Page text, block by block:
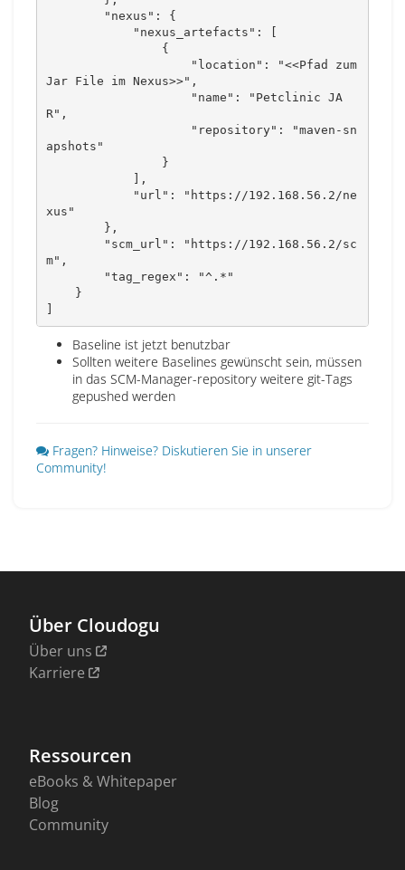
Jar File im Nexus>>",
R",
apshots"
xus"
m",
]
Baseline ist jetzt benutzbar
Sollten weitere Baselines gewünscht sein, müssen
in das SCM-Manager-repository weitere git-Tags
gepushed werden
Fragen? Hinweise? Diskutieren Sie in unserer
Community!